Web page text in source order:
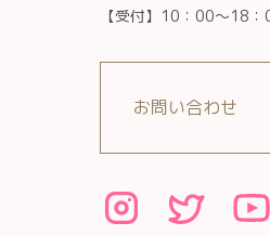
【受付】10：00～18
お問い合わせ